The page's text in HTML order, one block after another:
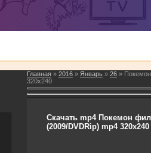
Главная » 2016 » Январь » 26 »
320х240
Скачать mp4 Покемон
(2009/DVDRip) mp4 320х240